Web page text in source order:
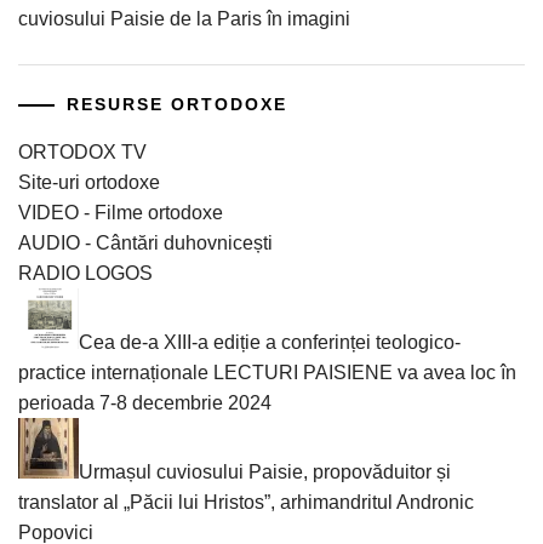
cuviosului Paisie de la Paris în imagini
RESURSE ORTODOXE
ORTODOX TV
Site-uri ortodoxe
VIDEO - Filme ortodoxe
AUDIO - Cântări duhovnicești
RADIO LOGOS
Cea de-a XIII-a ediție a conferinței teologico-
practice internaționale LECTURI PAISIENE va avea loc în
perioada 7-8 decembrie 2024
Urmașul cuviosului Paisie, propovăduitor și
translator al „Păcii lui Hristos”, arhimandritul Andronic
Popovici